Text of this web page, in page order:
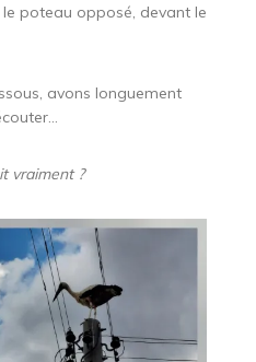
poteau opposé, devant le
avons longuement
vraiment ?